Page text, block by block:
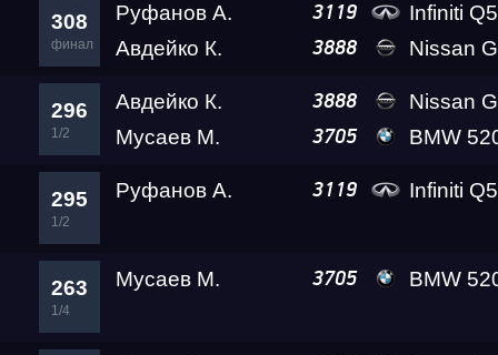
308
финал
Руфанов А. 3119
Infiniti
Авдейко К.
3888 Nissan GT-R
296
1/2
Авдейко К. 3888
Nissan GT-R
Мусаев М.
3705 BMW 520D
295
1/2
Руфанов А. 3119 Infiniti
263
1/4
Мусаев М. 3705 BMW 520D